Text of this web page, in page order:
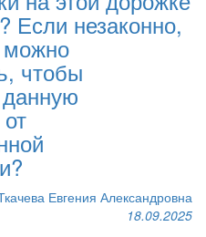
Если незаконно,
чтобы
Евгения Александровна
18.09.2025